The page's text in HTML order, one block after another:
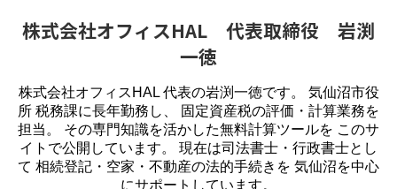
株式会社オフィスHAL 代表取締役 岩渕
一徳
株式会社オフィスHAL 代表の岩渕一徳です。 気仙沼市役
所 税務課に長年勤務し、 固定資産税の評価・計算業務を
担当。 その専門知識を活かした無料計算ツールを このサ
イトで公開しています。 現在は司法書士・行政書士とし
て 相続登記・空家・不動産の法的手続きを 気仙沼を中心
にサポートしています。